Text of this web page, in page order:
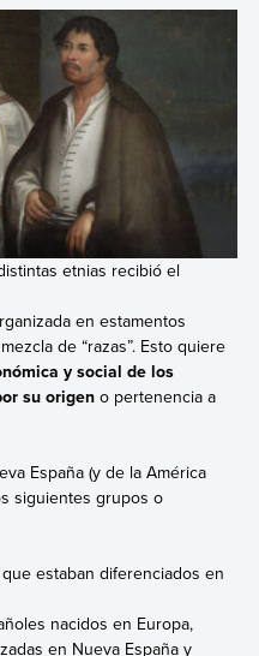
etnias recibió el
en estamentos
de “razas”. Esto quiere
y social de los
su origeno pertenencia a
España (y de la América
siguientes grupos o
estaban diferenciados en
nacidos en Europa,
en Nueva España y